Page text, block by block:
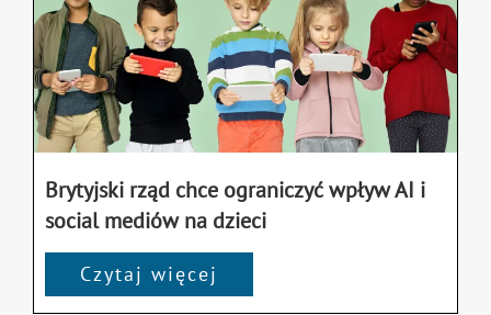
Brytyjski rząd chce ograniczyć wpływ AI i
social mediów na dzieci
Czytaj więcej